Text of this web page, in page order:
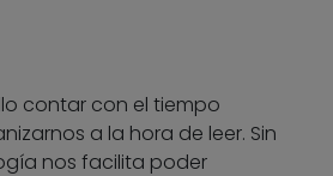
contar con el tiempo
a la hora de leer. Sin
nos facilita poder